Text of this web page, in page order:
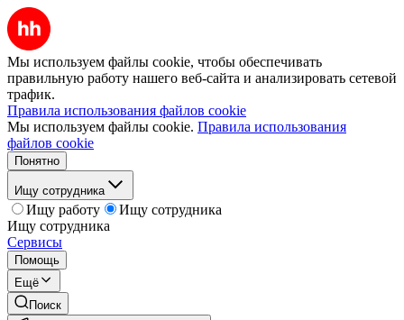
Мы используем файлы cookie, чтобы обеспечивать
правильную работу нашего веб-сайта и анализировать сетевой
трафик.
Правила использования файлов cookie
Мы используем файлы cookie. Правила использования
файлов cookie
Понятно
Ищу сотрудника
Ищу работу
Ищу сотрудника
Ищу сотрудника
Сервисы
Помощь
Ещё
Поиск